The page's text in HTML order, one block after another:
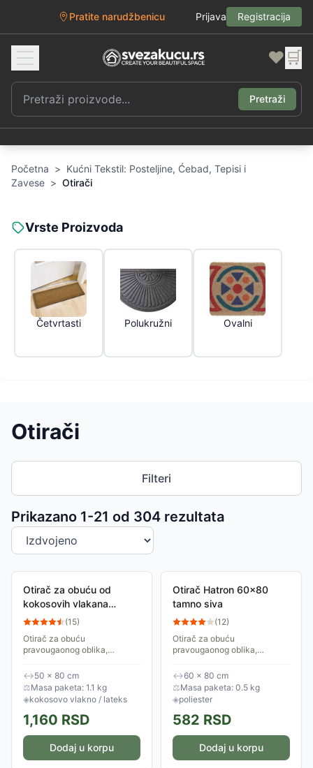
Pratite narudžbenicu Prijava Registracija
❤️ 🛒
Pretraži
Početna > Kućni Tekstil: Posteljine, Ćebad, Tepisi i
Zavese > Otirači
Vrste Proizvoda
Četvrtasti Polukružni Ovalni
Otirači
Filteri
Prikazano 1-21 od 304 rezultata
Sortiranje proizvoda
Otirač za obuću od
kokosovih vlakana
50x80
(15)
Otirač za obuću
pravougaonog oblika,
od kokosovih vlakana. Donja
strana otirača je od lateksa
što sprečava klizanje....
↔50 × 80 cm
⚖Masa paketa: 1.1 kg
◈kokosovo vlakno / lateks
1,160 RSD
Dodaj u korpu
Otirač Hatron 60x80
tamno siva
(12)
Otirač za obuću
pravougaonog oblika,
neklizajućom poleđinom.
↔60 × 80 cm
⚖Masa paketa: 0.5 kg
◈poliester
582 RSD
Dodaj u korpu